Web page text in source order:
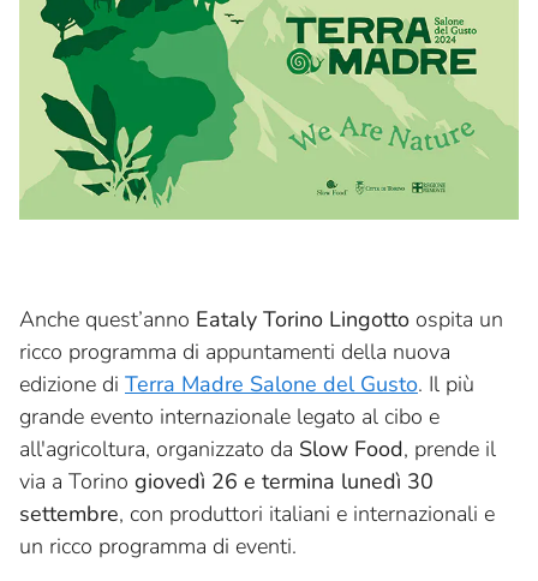
Anche quest’anno Eataly Torino Lingotto ospita un
ricco programma di appuntamenti della nuova
edizione di Terra Madre Salone del Gusto. Il più
grande evento internazionale legato al cibo e
all'agricoltura, organizzato da Slow Food, prende il
via a Torino giovedì 26 e termina lunedì 30
settembre, con produttori italiani e internazionali e
un ricco programma di eventi.